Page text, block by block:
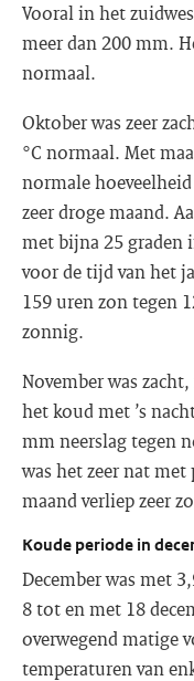
Vooral in het
meer dan 200 mm.
normaal.
Oktober was zeer
°C normaal. Met
normale
zeer droge maand.
met bijna 25 graden
voor de tijd van het
159 uren zon tegen
zonnig.
November was
het koud met ’s
mm neerslag tegen
was het zeer nat
maand verliep zeer
Koude periode in
December was met
8 tot en met 18
overwegend matige
temperaturen van